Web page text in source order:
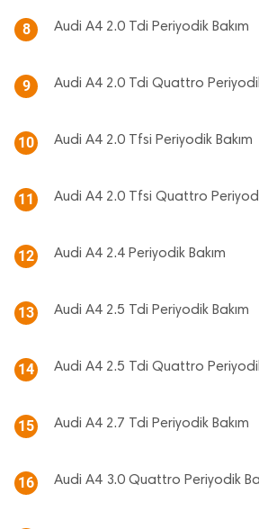
8 Audi A4 2.0 Tdi Periyodik Bakım
9 Audi A4 2.0 Tdi Quattro
10 Audi A4 2.0 Tfsi Periyodik Bakım
11 Audi A4 2.0 Tfsi Quattro
12 Audi A4 2.4 Periyodik Bakım
13 Audi A4 2.5 Tdi Periyodik Bakım
14 Audi A4 2.5 Tdi Quattro
15 Audi A4 2.7 Tdi Periyodik Bakım
16 Audi A4 3.0 Quattro Periyodik